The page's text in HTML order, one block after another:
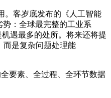
。客岁底发布的《人工智能
：全球最完整的工业系
遇最多的处所。将来还将提
而是复杂问题处理能
要素、全过程、全环节数据